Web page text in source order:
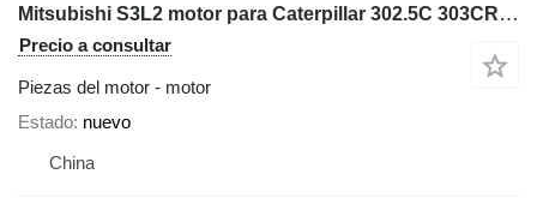
Mitsubishi S3L2 motor para Caterpillar 302.5C 303CR 303SR miniexcavadora
Precio a consultar
Piezas del motor - motor
Estado nuevo
China